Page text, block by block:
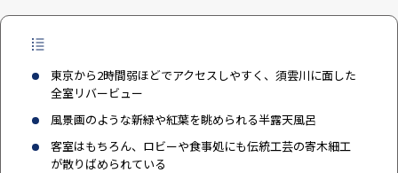
東京から2時間弱ほどでアクセスしやすく、須雲川に面した
全室リバービュー
風景画のような新緑や紅葉を眺められる半露天風呂
客室はもちろん、ロビーや食事処にも伝統工芸の寄木細工
が散りばめられている